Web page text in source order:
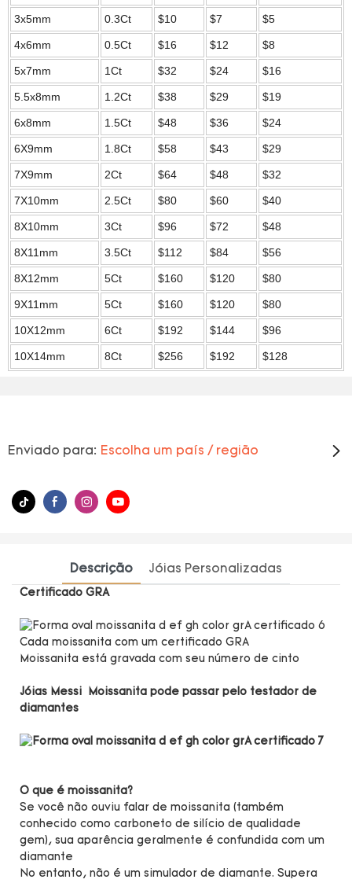
3x5mm 0.3Ct $10 $7 $5
4x6mm 0.5Ct $16 $12 $8
5x7mm 1Ct $32 $24 $16
5.5x8mm 1.2Ct $38 $29 $19
6x8mm 1.5Ct $48 $36 $24
6X9mm 1.8Ct $58 $43 $29
7X9mm 2Ct $64 $48 $32
7X10mm 2.5Ct $80 $60 $40
8X10mm 3Ct $96 $72 $48
8X11mm 3.5Ct $112 $84 $56
8X12mm 5Ct $160 $120 $80
9X11mm 5Ct $160 $120 $80
10X12mm 6Ct $192 $144 $96
10X14mm 8Ct $256 $192 $128
Enviado para: Escolha um país / região
Descrição Jóias Personalizadas
Certificado GRA
Cada moissanita com um certificado GRA
Moissanita está gravada com seu número de cinto
Jóias Messi Moissanita pode passar pelo testador de
diamantes
O que é moissanita?
Se você não ouviu falar de moissanita (também
conhecido como carboneto de silício de qualidade
gem), sua aparência geralmente é confundida com um
diamante
No entanto, não é um simulador de diamante. Supera